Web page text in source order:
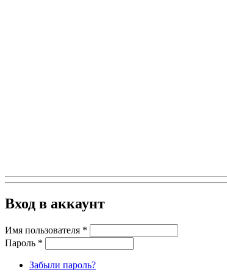
Вход в аккаунт
Имя пользователя *
Пароль *
Забыли пароль?